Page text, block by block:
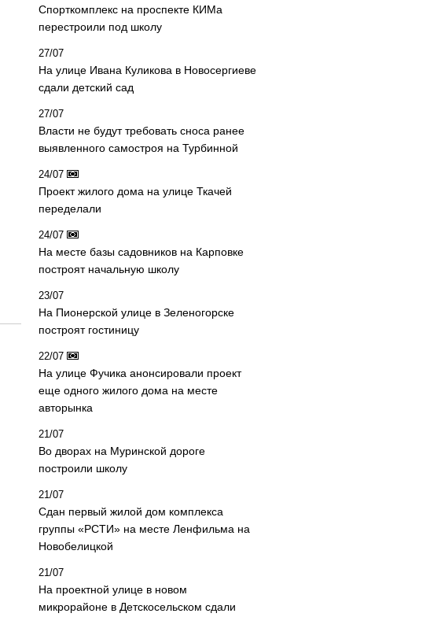
Спорткомплекс на проспекте КИМа
перестроили под школу
27/07
На улице Ивана Куликова в Новосергиеве
сдали детский сад
27/07
Власти не будут требовать сноса ранее
выявленного самостроя на Турбинной
24/07
Проект жилого дома на улице Ткачей
переделали
24/07
На месте базы садовников на Карповке
построят начальную школу
23/07
На Пионерской улице в Зеленогорске
построят гостиницу
22/07
На улице Фучика анонсировали проект
еще одного жилого дома на месте
авторынка
21/07
Во дворах на Муринской дороге
построили школу
21/07
Сдан первый жилой дом комплекса
группы «РСТИ» на месте Ленфильма на
Новобелицкой
21/07
На проектной улице в новом
микрорайоне в Детскосельском сдали